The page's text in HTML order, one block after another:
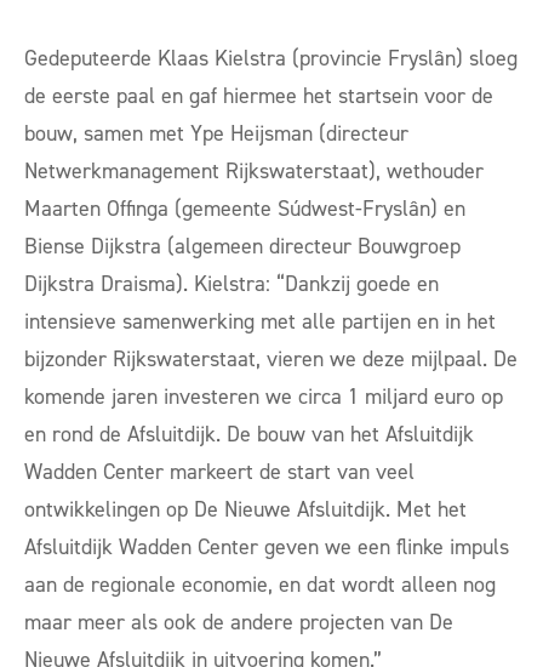
Gedeputeerde Klaas Kielstra (provincie Fryslân) sloeg
de eerste paal en gaf hiermee het startsein voor de
bouw, samen met Ype Heijsman (directeur
Netwerkmanagement Rijkswaterstaat), wethouder
Maarten Offinga (gemeente Súdwest-Fryslân) en
Biense Dijkstra (algemeen directeur Bouwgroep
Dijkstra Draisma). Kielstra: “Dankzij goede en
intensieve samenwerking met alle partijen en in het
bijzonder Rijkswaterstaat, vieren we deze mijlpaal. De
komende jaren investeren we circa 1 miljard euro op
en rond de Afsluitdijk. De bouw van het Afsluitdijk
Wadden Center markeert de start van veel
ontwikkelingen op De Nieuwe Afsluitdijk. Met het
Afsluitdijk Wadden Center geven we een flinke impuls
aan de regionale economie, en dat wordt alleen nog
maar meer als ook de andere projecten van De
Nieuwe Afsluitdijk in uitvoering komen.”